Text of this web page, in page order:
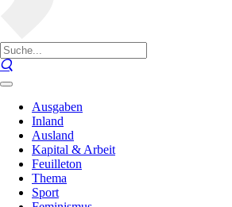
Ausgaben
Inland
Ausland
Kapital & Arbeit
Feuilleton
Thema
Sport